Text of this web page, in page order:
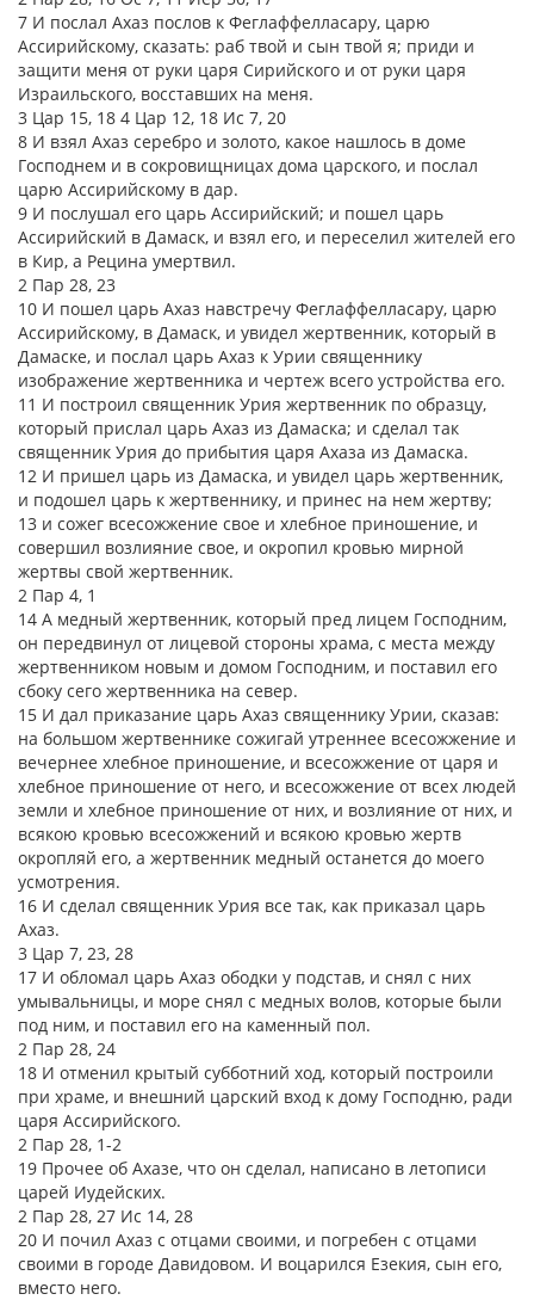
7 И послал Ахаз послов к Феглаффелласару, царю
Ассирийскому, сказать: раб твой и сын твой я; приди и
защити меня от руки царя Сирийского и от руки царя
Израильского, восставших на меня.
3 Цар 15, 18 4 Цар 12, 18 Ис 7, 20
8 И взял Ахаз серебро и золото, какое нашлось в доме
Господнем и в сокровищницах дома царского, и послал
царю Ассирийскому в дар.
9 И послушал его царь Ассирийский; и пошел царь
Ассирийский в Дамаск, и взял его, и переселил жителей его
в Кир, а Рецина умертвил.
2 Пар 28, 23
10 И пошел царь Ахаз навстречу Феглаффелласару, царю
Ассирийскому, в Дамаск, и увидел жертвенник, который в
Дамаске, и послал царь Ахаз к Урии священнику
изображение жертвенника и чертеж всего устройства его.
11 И построил священник Урия жертвенник по образцу,
который прислал царь Ахаз из Дамаска; и сделал так
священник Урия до прибытия царя Ахаза из Дамаска.
12 И пришел царь из Дамаска, и увидел царь жертвенник,
и подошел царь к жертвеннику, и принес на нем жертву;
13 и сожег всесожжение свое и хлебное приношение, и
совершил возлияние свое, и окропил кровью мирной
жертвы свой жертвенник.
2 Пар 4, 1
14 А медный жертвенник, который пред лицем Господним,
он передвинул от лицевой стороны храма, с места между
жертвенником новым и домом Господним, и поставил его
сбоку сего жертвенника на север.
15 И дал приказание царь Ахаз священнику Урии, сказав:
на большом жертвеннике сожигай утреннее всесожжение и
вечернее хлебное приношение, и всесожжение от царя и
хлебное приношение от него, и всесожжение от всех людей
земли и хлебное приношение от них, и возлияние от них, и
всякою кровью всесожжений и всякою кровью жертв
окропляй его, а жертвенник медный останется до моего
усмотрения.
16 И сделал священник Урия все так, как приказал царь
Ахаз.
3 Цар 7, 23, 28
17 И обломал царь Ахаз ободки у подстав, и снял с них
умывальницы, и море снял с медных волов, которые были
под ним, и поставил его на каменный пол.
2 Пар 28, 24
18 И отменил крытый субботний ход, который построили
при храме, и внешний царский вход к дому Господню, ради
царя Ассирийского.
2 Пар 28, 1-2
19 Прочее об Ахазе, что он сделал, написано в летописи
царей Иудейских.
2 Пар 28, 27 Ис 14, 28
20 И почил Ахаз с отцами своими, и погребен с отцами
своими в городе Давидовом. И воцарился Езекия, сын его,
вместо него.